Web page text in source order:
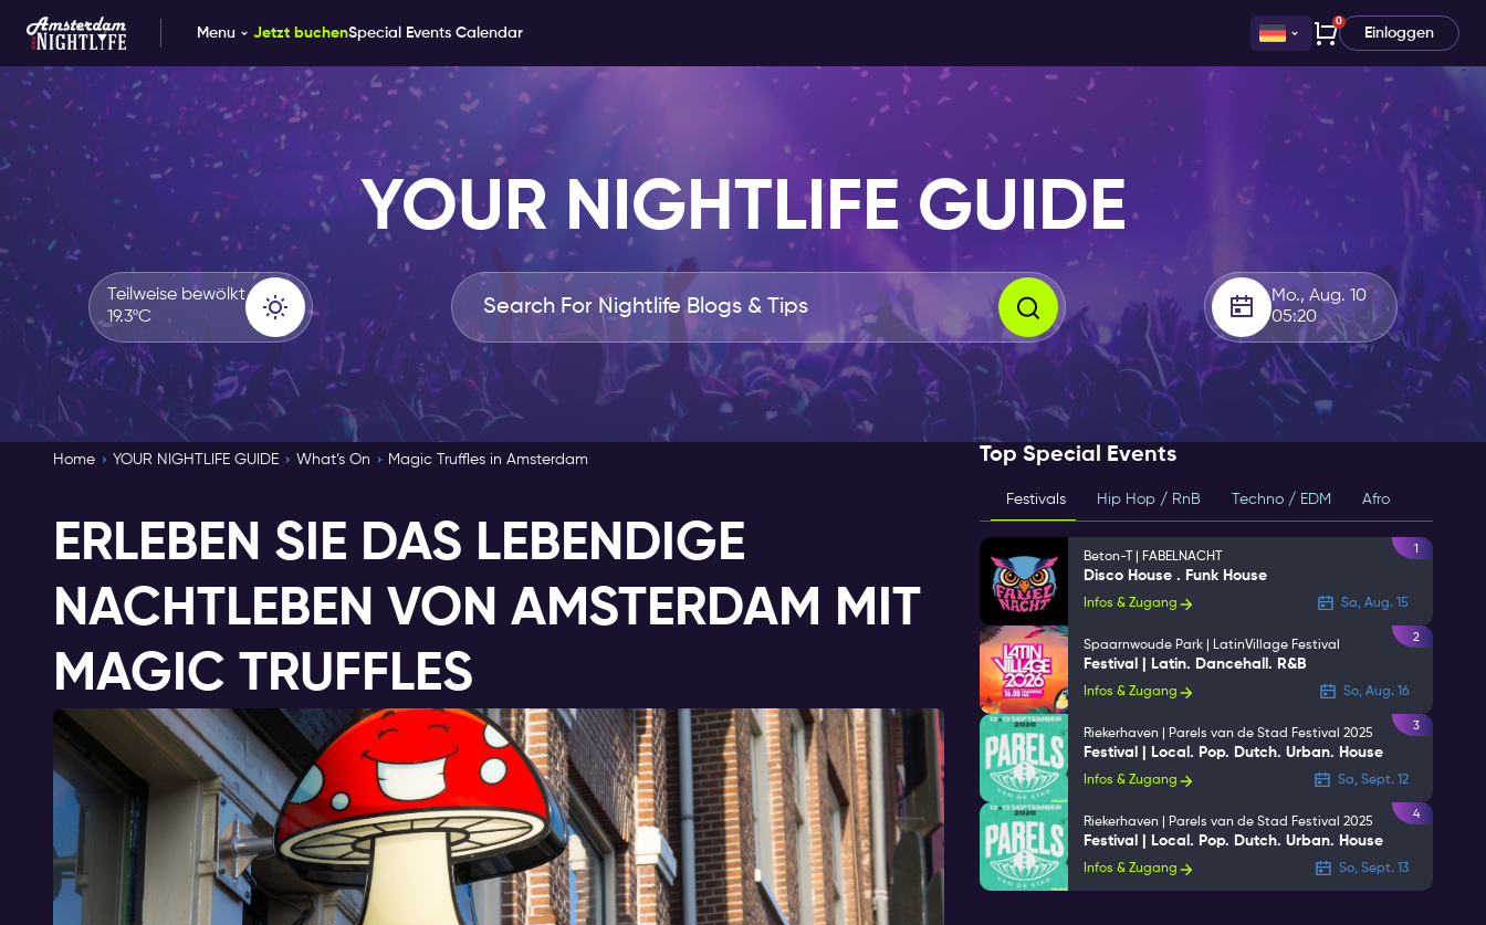
Menu Jetzt buchenSpecial Events Calendar
0
Einloggen
YOUR NIGHTLIFE GUIDE
Teilweise bewölkt
19.3ºC
Mo., Aug. 10
05:20
Home YOUR NIGHTLIFE GUIDE What’s On Magic Truffles in Amsterdam
ERLEBEN SIE DAS LEBENDIGE
NACHTLEBEN VON AMSTERDAM MIT
MAGIC TRUFFLES
Top Special Events
Festivals Hip Hop / RnB Techno / EDM Afro
Beton-T | FABELNACHT
Disco House . Funk House
Infos & Zugang Sa, Aug. 15
1
Spaarnwoude Park | LatinVillage Festival
Festival | Latin. Dancehall. R&B
Infos & Zugang So, Aug. 16
2
Riekerhaven | Parels van de Stad Festival 2025
Festival | Local. Pop. Dutch. Urban. House
Infos & Zugang Sa, Sept. 12
3
Riekerhaven | Parels van de Stad Festival 2025
Festival | Local. Pop. Dutch. Urban. House
Infos & Zugang So, Sept. 13
4